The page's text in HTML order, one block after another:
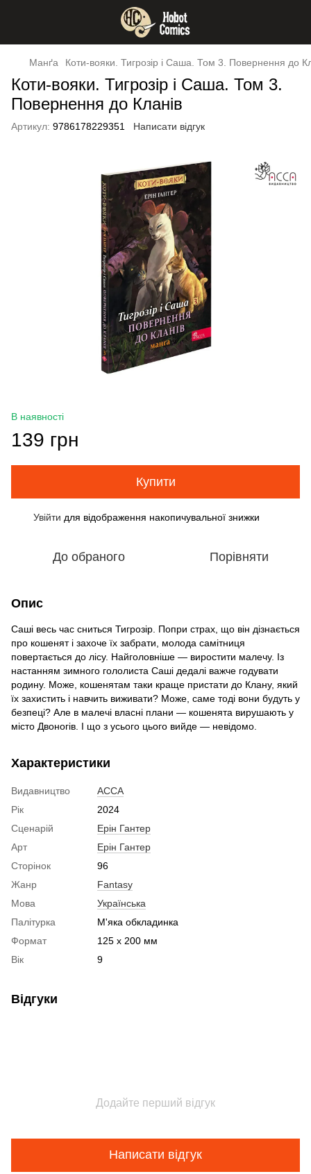
Манґа Коти-вояки. Тигрозір і Саша. Том 3. Повернення до
Коти-вояки. Тигрозір і Саша. Том 3.
Повернення до Кланів
Артикул: 9786178229351 Написати відгук
В наявності
139 грн
Купити
Увійти для відображення накопичувальної знижки
До обраного Порівняти
Опис
Саші весь час сниться Тигрозір. Попри страх, що він дізнається
про кошенят і захоче їх забрати, молода самітниця
повертається до лісу. Найголовніше — виростити малечу. Із
настанням зимного гололиста Саші дедалі важче годувати
родину. Може, кошенятам таки краще пристати до Клану, який
їх захистить і навчить виживати? Може, саме тоді вони будуть у
безпеці? Але в малечі власні плани — кошенята вирушають у
місто Двоногів. І що з усього цього вийде — невідомо.
Характеристики
Видавництво
АССА
Рік
2024
Сценарій
Ерін Гантер
Арт
Ерін Гантер
Сторінок
96
Жанр
Fantasy
Мова
Українська
Палітурка
М'яка обкладинка
Формат
125 x 200 мм
Вік
9
Відгуки
Додайте перший відгук
Написати відгук